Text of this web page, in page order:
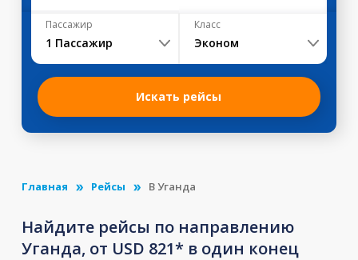
Пассажир
1 Пассажир
Класс
Эконом
Искать рейсы
Главная Рейсы В Уганда
Найдите рейсы по направлению
Уганда, от USD 821* в один конец